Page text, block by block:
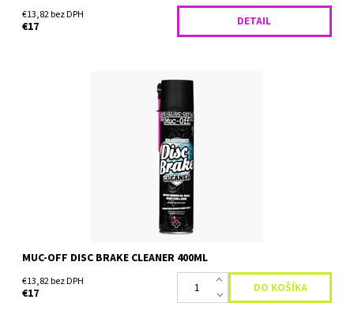
€13,82 bez DPH
€17 DETAIL
Čistiaci prostriedok na brzdový systém bicykla Muc-Off Disc
Brake Cleaner 400ml je čistiaci prostriedok na brzdový systém,
ktorý bol vyvinutý a testovaný spoločne s...
MUC-OFF DISC BRAKE CLEANER 400ML
€13,82 bez DPH
€17